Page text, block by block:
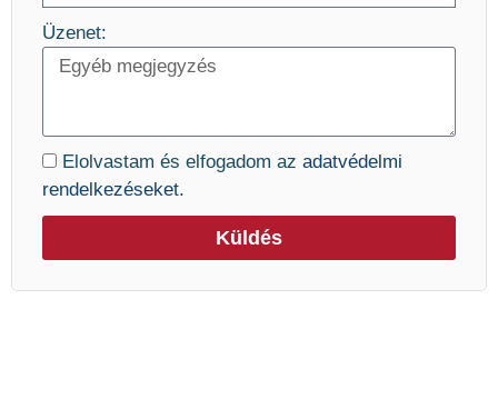
Üzenet:
Elolvastam és elfogadom az adatvédelmi
rendelkezéseket.
Küldés